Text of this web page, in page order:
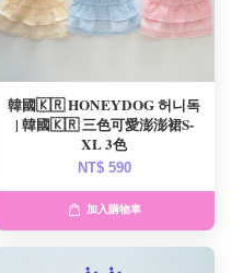
韓國🇰🇷 HONEYDOG 허니독
| 韓國🇰🇷 三色可愛澎澎裙S-
XL 3色
NT$ 590
加入購物車